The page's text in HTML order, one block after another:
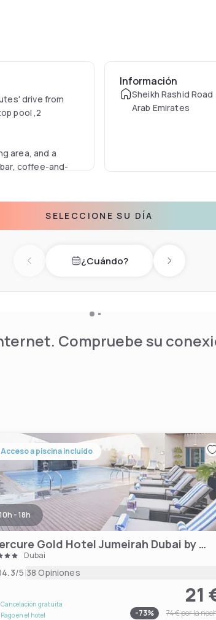
drive from
pool ,2
area, and a
coffee-and-
in the
Información
Sheikh Rashid
Arab Emirates
SELECCIONE SU DÍA
Previous day¿Cuándo? Next day
Compruebe su
Acceso a piscina incluido
10h - 18h
Mercure Gold Hotel Jumeirah Dubai by Accor
Dubai
4.3/5|38 Opiniones
Cancelación gratuita
Pago en el hotel
21
-73% 74 €por la